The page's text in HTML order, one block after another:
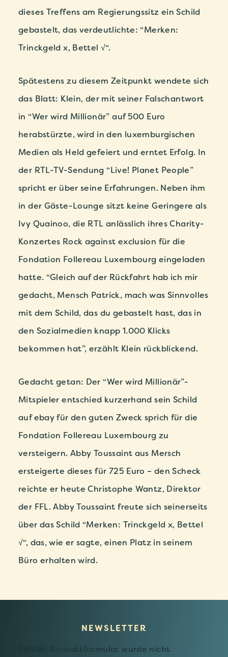
dieses Treffens am Regierungssitz ein Schild
gebastelt, das verdeutlichte: “Merken:
Trinckgeld x, Bettel √“.
Spätestens zu diesem Zeitpunkt wendete sich
das Blatt: Klein, der mit seiner Falschantwort
in “Wer wird Millionär” auf 500 Euro
herabstürzte, wird in den luxemburgischen
Medien als Held gefeiert und erntet Erfolg. In
der RTL-TV-Sendung “Live! Planet People”
spricht er über seine Erfahrungen. Neben ihm
in der Gäste-Lounge sitzt keine Geringere als
Ivy Quainoo, die RTL anlässlich ihres Charity-
Konzertes Rock against exclusion für die
Fondation Follereau Luxembourg eingeladen
hatte. “Gleich auf der Rückfahrt hab ich mir
gedacht, Mensch Patrick, mach was Sinnvolles
mit dem Schild, das du gebastelt hast, das in
den Sozialmedien knapp 1.000 Klicks
bekommen hat”, erzählt Klein rückblickend.
Gedacht getan: Der “Wer wird Millionär”-
Mitspieler entschied kurzerhand sein Schild
auf ebay für den guten Zweck sprich für die
Fondation Follereau Luxembourg zu
versteigern. Abby Toussaint aus Mersch
ersteigerte dieses für 725 Euro – den Scheck
reichte er heute Christophe Wantz, Direktor
der FFL. Abby Toussaint freute sich seinerseits
über das Schild “Merken: Trinckgeld x, Bettel
√“, das, wie er sagte, einen Platz in seinem
Büro erhalten wird.
NEWSLETTER
Kontaktformular wurde nicht